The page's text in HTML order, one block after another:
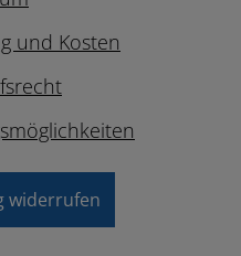
und Kosten
widerrufen